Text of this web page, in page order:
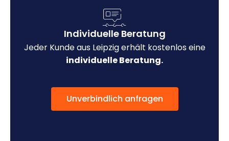
Individuelle Beratung
Jeder Kunde aus Leipzig erhält kostenlos eine
individuelle Beratung.
Unverbindlich anfragen